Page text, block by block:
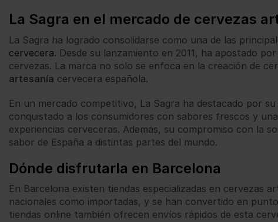
La Sagra en el mercado de cervezas
La Sagra ha logrado consolidarse como una de las
cervecera. Desde su lanzamiento en 2011, ha apostado
cervezas. La marca no solo se enfoca en la creación de
artesanía cervecera española.
En un mercado competitivo, La Sagra ha destacado por
conquistado a los consumidores con sabores frescos y
experiencias cerveceras. Además, su compromiso con la
sabor de España a distintas partes del mundo.
Dónde disfrutarla en Barcelona
En Barcelona existen tiendas especializadas en cervezas
nacionales como importadas, y se han convertido en
tiendas online también ofrecen envíos rápidos de esta